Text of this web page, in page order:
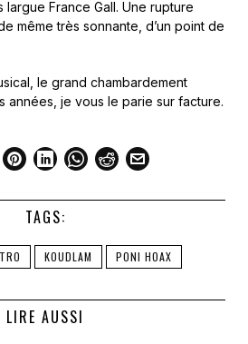
largue France Gall. Une rupture
même très sonnante, d’un point de
le grand chambardement
années, je vous le parie sur facture.
TAGS:
KOUDLAM PONI HOAX
LIRE AUSSI